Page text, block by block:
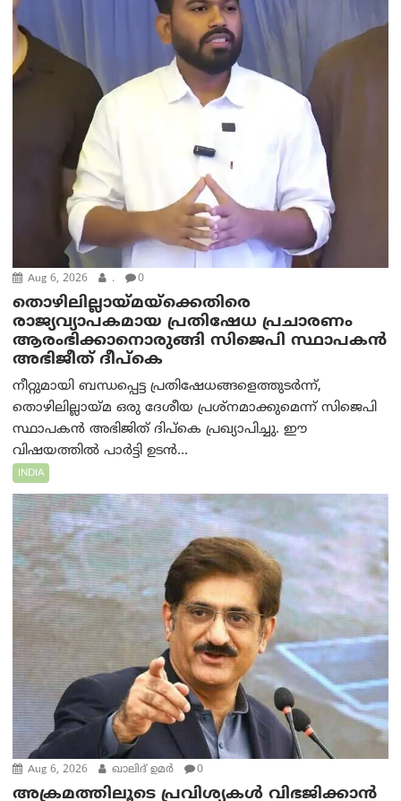
Aug 6, 2026 . 0
തൊഴിലില്ലായ്മയ്ക്കെതിരെ
രാജ്യവ്യാപകമായ പ്രതിഷേധ പ്രചാരണം
ആരംഭിക്കാനൊരുങ്ങി സിജെപി സ്ഥാപകന്‍
അഭിജീത് ദീപ്കെ
നീറ്റുമായി ബന്ധപ്പെട്ട പ്രതിഷേധങ്ങളെത്തുടർന്ന്,
തൊഴിലില്ലായ്മ ഒരു ദേശീയ പ്രശ്നമാക്കുമെന്ന് സിജെപി
സ്ഥാപകൻ അഭിജിത് ദിപ്കെ പ്രഖ്യാപിച്ചു. ഈ
വിഷയത്തിൽ പാർട്ടി ഉടൻ...
INDIA
Aug 6, 2026 ഖാലിദ് ഉമര്‍ 0
അക്രമത്തിലൂടെ പ്രവിശ്യകൾ വിഭജിക്കാൻ